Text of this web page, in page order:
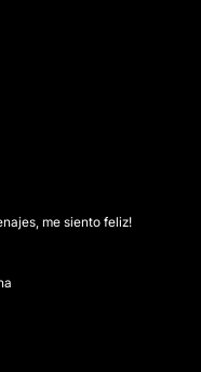
me siento feliz!